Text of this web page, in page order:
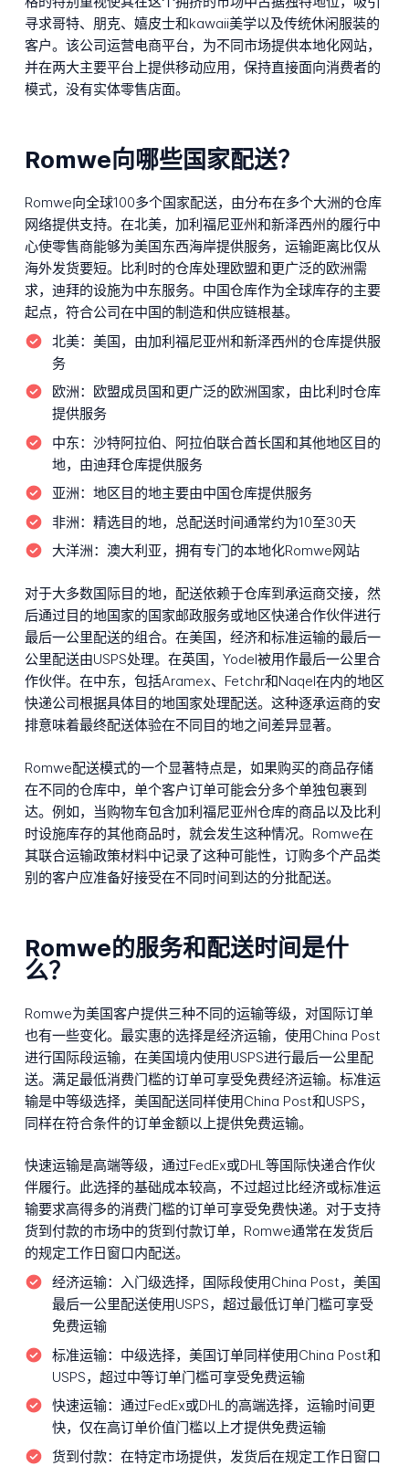
寻求哥特、朋克、嬉皮士和kawaii美学以及传统休闲服装的
客户。该公司运营电商平台，为不同市场提供本地化网站，
并在两大主要平台上提供移动应用，保持直接面向消费者的
模式，没有实体零售店面。
Romwe向哪些国家配送？
Romwe向全球100多个国家配送，由分布在多个大洲的仓库
网络提供支持。在北美，加利福尼亚州和新泽西州的履行中
心使零售商能够为美国东西海岸提供服务，运输距离比仅从
海外发货要短。比利时的仓库处理欧盟和更广泛的欧洲需
求，迪拜的设施为中东服务。中国仓库作为全球库存的主要
起点，符合公司在中国的制造和供应链根基。
北美： 美国，由加利福尼亚州和新泽西州的仓库提供服
务
欧洲：
欧盟成员国和更广泛的欧洲国家，由比利时仓库
提供服务
中东： 沙特阿拉伯、阿拉伯联合酋长国和其他地区目的
地，由迪拜仓库提供服务
亚洲： 地区目的地主要由中国仓库提供服务
非洲： 精选目的地，总配送时间通常约为10至30天
大洋洲： 澳大利亚，拥有专门的本地化Romwe网站
对于大多数国际目的地，配送依赖于仓库到承运商交接，然
后通过目的地国家的国家邮政服务或地区快递合作伙伴进行
最后一公里配送的组合。在美国，经济和标准运输的最后一
公里配送由USPS处理。在英国，Yodel被用作最后一公里合
作伙伴。在中东，包括Aramex、Fetchr和Naqel在内的地区
快递公司根据具体目的地国家处理配送。这种逐承运商的安
排意味着最终配送体验在不同目的地之间差异显著。
Romwe配送模式的一个显著特点是，如果购买的商品存储
在不同的仓库中，单个客户订单可能会分多个单独包裹到
达。例如，当购物车包含加利福尼亚州仓库的商品以及比利
时设施库存的其他商品时，就会发生这种情况。Romwe在
其联合运输政策材料中记录了这种可能性，订购多个产品类
别的客户应准备好接受在不同时间到达的分批配送。
Romwe的服务和配送时间是什
么？
Romwe为美国客户提供三种不同的运输等级，对国际订单
也有一些变化。最实惠的选择是经济运输，使用China Post
进行国际段运输，在美国境内使用USPS进行最后一公里配
送。满足最低消费门槛的订单可享受免费经济运输。标准运
输是中等级选择，美国配送同样使用China Post和USPS，
同样在符合条件的订单金额以上提供免费运输。
快速运输是高端等级，通过FedEx或DHL等国际快递合作伙
伴履行。此选择的基础成本较高，不过超过比经济或标准运
输要求高得多的消费门槛的订单可享受免费快递。对于支持
货到付款的市场中的货到付款订单，Romwe通常在发货后
的规定工作日窗口内配送。
经济运输： 入门级选择，国际段使用China Post，美国
最后一公里配送使用USPS，超过最低订单门槛可享受
免费运输
标准运输： 中级选择，美国订单同样使用China Post和
USPS，超过中等订单门槛可享受免费运输
快速运输： 通过FedEx或DHL的高端选择，运输时间更
快，仅在高订单价值门槛以上才提供免费运输
货到付款： 在特定市场提供，发货后在规定工作日窗口